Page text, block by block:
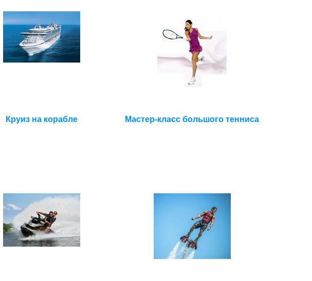
Круиз на корабле Мастер-класс большого тенниса